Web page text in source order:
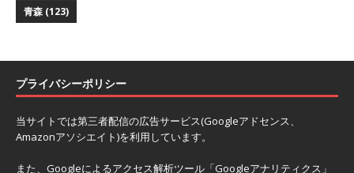
青森 (123)
プライバシーポリシー
当サイトでは第三者配信の広告サービス(Googleアドセンス、
Amazonアソシエイト)を利用しています。
また、Googleによるアクセス解析ツール「Googleアナリティクス」